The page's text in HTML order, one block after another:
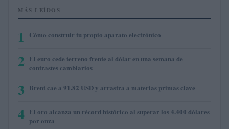
MÁS LEÍDOS
1 Cómo construir tu propio aparato electrónico
2 El euro cede terreno frente al dólar en una semana de
contrastes cambiarios
3 Brent cae a 91.82 USD y arrastra a materias primas clave
4 El oro alcanza un récord histórico al superar los 4.400 dólares
por onza